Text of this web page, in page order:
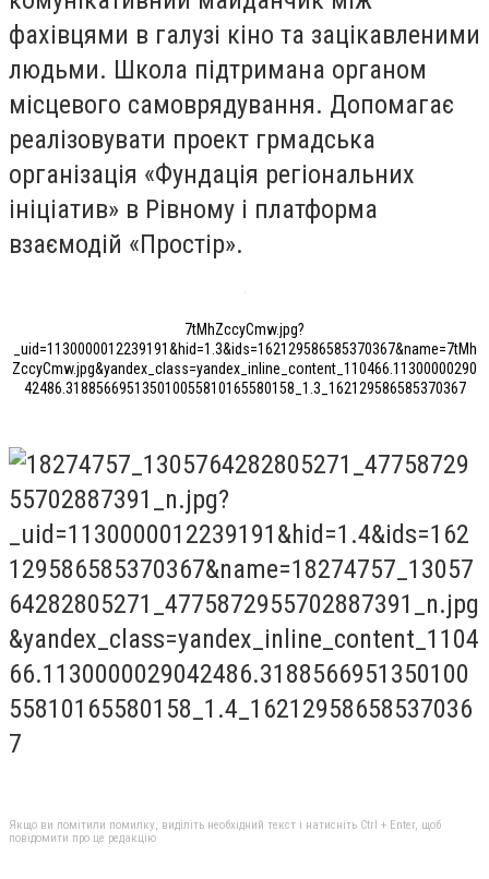
фахівцями в галузі кіно та зацікавленими
людьми. Школа підтримана органом
місцевого самоврядування. Допомагає
реалізовувати проект грмадська
організація «Фундація регіональних
ініціатив» в Рівному і платформа
взаємодій «Простір».
7tMhZccyCmw.jpg?
_uid=1130000012239191&hid=1.3&ids=162129586585370367&name=7tMh
ZccyCmw.jpg&yandex_class=yandex_inline_content_110466.11300000290
42486.318856695135010055810165580158_1.3_162129586585370367
Якщо ви помітили помилку, виділіть необхідний текст і натисніть Ctrl + Enter, щоб
повідомити про це редакцію